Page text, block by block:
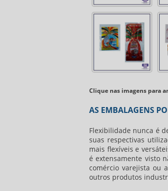
Clique nas imagens para
AS EMBALAGENS
Flexibilidade nunca é
suas respectivas
mais flexíveis e
é extensamente visto
comércio varejista ou
outros produtos